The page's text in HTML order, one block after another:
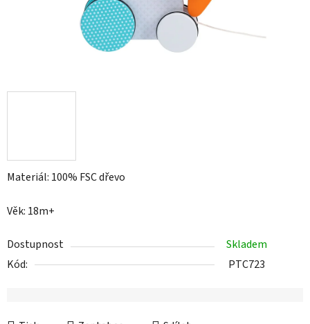
Materiál: 100% FSC dřevo
Věk: 18m+
Dostupnost
Skladem
Kód:
PTC723